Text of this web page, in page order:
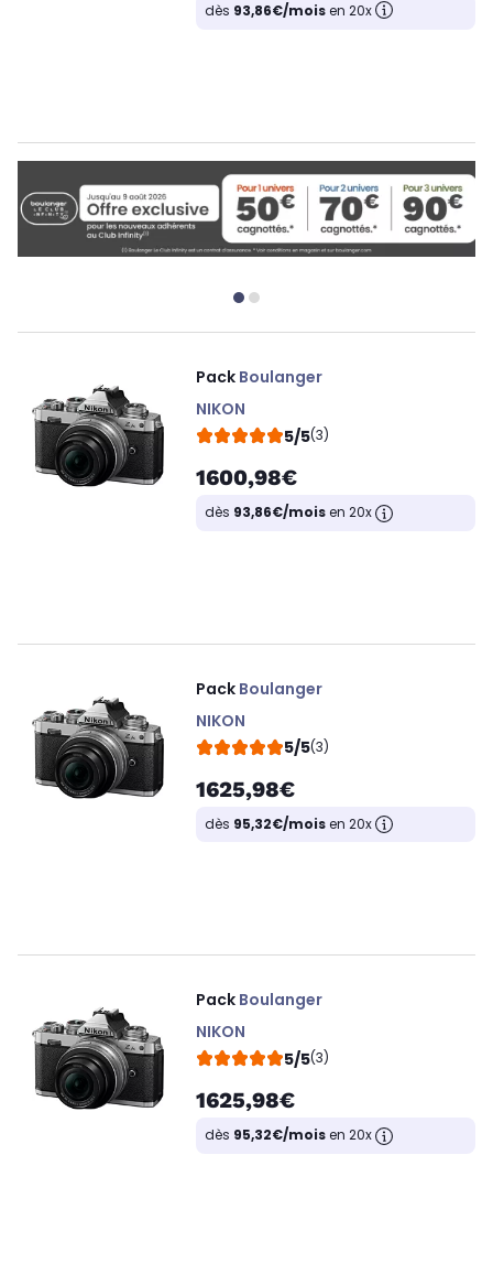
dès 93,86€/moisen 20x
Pack Boulanger
NIKON
5/5(3)
1600,98€
dès 93,86€/moisen 20x
Pack Boulanger
NIKON
5/5(3)
1625,98€
dès 95,32€/moisen 20x
Pack Boulanger
NIKON
5/5(3)
1625,98€
dès 95,32€/moisen 20x